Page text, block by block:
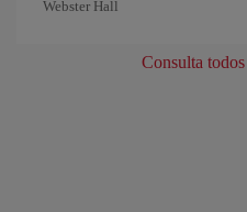
Webster Hall
Consulta